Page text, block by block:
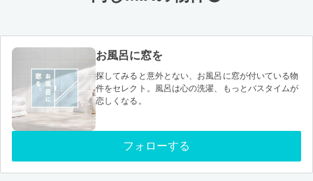
お風呂に窓を
探してみると意外とない、お風呂に窓が付いている物
件をセレクト。風呂は心の洗濯、もっとバスタイムが
恋しくなる。
フォローする